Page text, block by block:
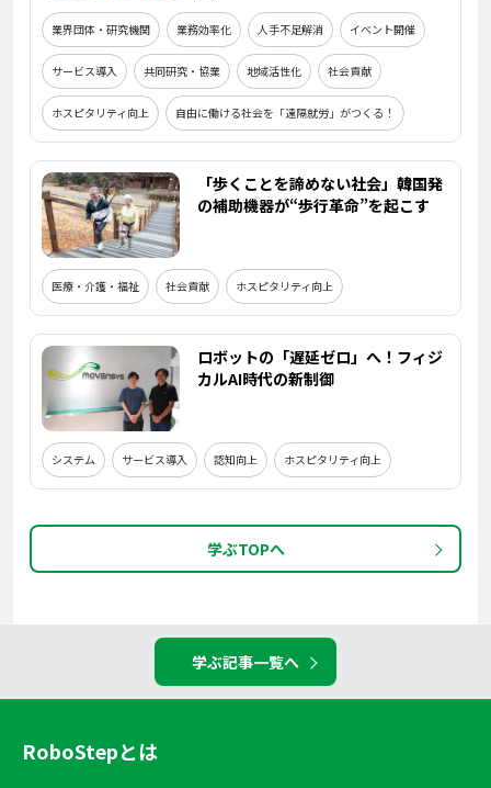
業界団体・研究機関 業務効率化 人手不足解消 イベント開催
サービス導入 共同研究・協業 地域活性化 社会貢献
ホスピタリティ向上 自由に働ける社会を「遠隔就労」がつくる！
「歩くことを諦めない社会」韓国発
の補助機器が“歩行革命”を起こす
医療・介護・福祉 社会貢献 ホスピタリティ向上
ロボットの「遅延ゼロ」へ！フィジ
カルAI時代の新制御
システム サービス導入 認知向上 ホスピタリティ向上
学ぶTOPへ
学ぶ記事一覧へ
RoboStepとは